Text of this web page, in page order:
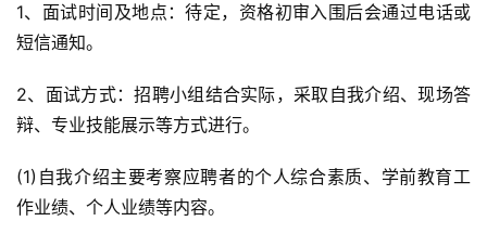
1、面试时间及地点：待定，资格初审入围后会通过电话或
短信通知。
2、面试方式：招聘小组结合实际，采取自我介绍、现场答
辩、专业技能展示等方式进行。
(1)自我介绍主要考察应聘者的个人综合素质、学前教育工
作业绩、个人业绩等内容。